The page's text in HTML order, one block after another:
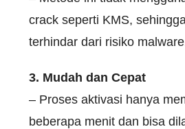
crack seperti KMS,
terhindar dari risiko
3. Mudah dan Cepat
– Proses aktivasi hanya
beberapa menit dan bisa